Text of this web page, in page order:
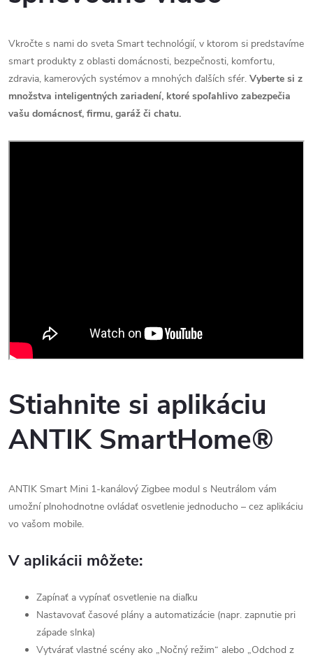
Vkročte s nami do sveta Smart technológií, v ktorom si predstavíme
smart produkty z oblasti domácnosti, bezpečnosti, komfortu,
zdravia, kamerových systémov a mnohých ďalších sfér. Vyberte si z
množstva inteligentných zariadení, ktoré spoľahlivo zabezpečia
vašu domácnosť, firmu, garáž či chatu.
Stiahnite si aplikáciu
ANTIK SmartHome®
ANTIK Smart Mini 1-kanálový Zigbee modul s Neutrálom vám
umožní plnohodnotne ovládať osvetlenie jednoducho – cez aplikáciu
vo vašom mobile.
V aplikácii môžete:
Zapínať a vypínať osvetlenie na diaľku
Nastavovať časové plány a automatizácie (napr. zapnutie pri
západe slnka)
Vytvárať vlastné scény ako „Nočný režim“ alebo „Odchod z